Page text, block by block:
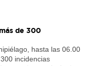
de 300
hasta las 06.00
incidencias